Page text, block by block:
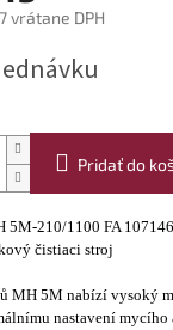
vrátane DPH
Pridať do
5M-210/1100 FA
čistiaci stroj
MH 5M nabízí vysoký
nastavení mycího